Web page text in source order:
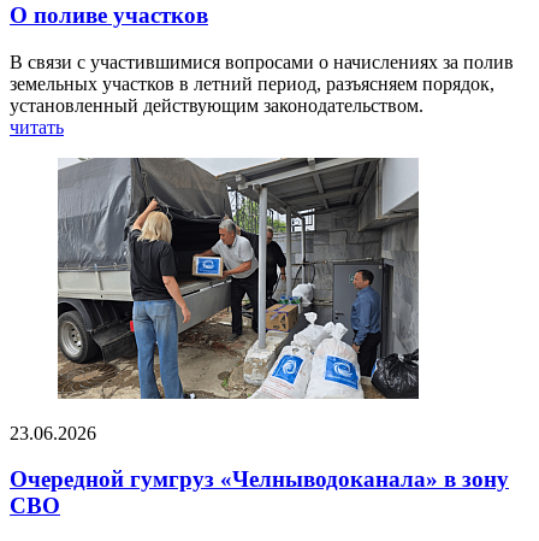
О поливе участков
В связи с участившимися вопросами о начислениях за полив
земельных участков в летний период, разъясняем порядок,
установленный действующим законодательством.
читать
23.06.2026
Очередной гумгруз «Челныводоканала» в зону
СВО